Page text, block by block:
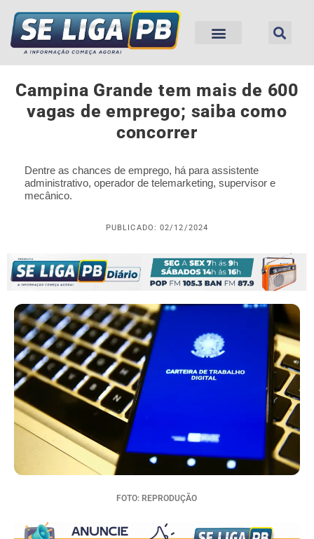
Campina Grande tem mais de 600
vagas de emprego; saiba como
concorrer
Dentre as chances de emprego, há para assistente
administrativo, operador de telemarketing, supervisor e
mecânico.
PUBLICADO: 02/12/2024
FOTO: REPRODUÇÃO